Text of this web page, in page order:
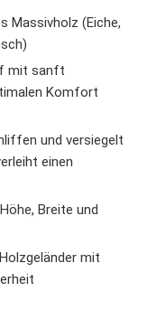
Massivholz (Eiche,
mit sanft
Komfort
und versiegelt
einen
Breite und
mit